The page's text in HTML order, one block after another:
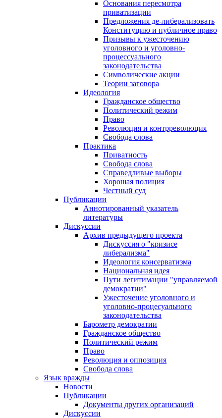
Основания пересмотра
приватизации
Предложения де-либерализовать
Конституцию и публичное право
Призывы к ужесточению
уголовного и уголовно-
процессуального
законодательства
Символические акции
Теории заговора
Идеология
Гражданское общество
Политический режим
Право
Революция и контрреволюция
Свобода слова
Практика
Приватность
Свобода слова
Справедливые выборы
Хорошая полиция
Честный суд
Публикации
Аннотированный указатель
литературы
Дискуссии
Архив предыдущего проекта
Дискуссия о "кризисе
либерализма"
Идеология консерватизма
Национальная идея
Пути легитимации "управляемой
демократии"
Ужесточение уголовного и
уголовно-процесуального
законодательства
Барометр демократии
Гражданское общество
Политический режим
Право
Революция и оппозиция
Свобода слова
Язык вражды
Новости
Публикации
Документы других организаций
Дискуссии